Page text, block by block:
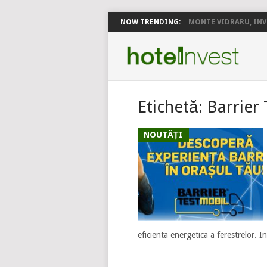
NOW TRENDING: MONTE VIDRARU,
Etichetă: Barrier
NOUTĂȚI
eficienta energetica a ferestrelor.